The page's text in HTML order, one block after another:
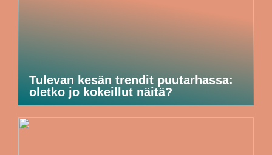
Tulevan kesän trendit puutarhassa:
oletko jo kokeillut näitä?